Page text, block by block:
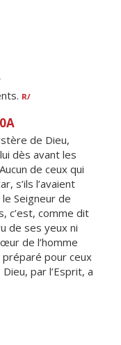
R/
de Dieu,
dès avant les
de ceux qui
s’ils l’avaient
Seigneur de
c’est, comme dit
de ses yeux ni
de l’homme
préparé pour ceux
par l’Esprit, a